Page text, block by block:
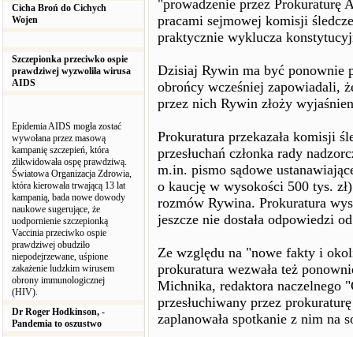
Cicha Broń do Cichych
Wojen
Szczepionka przeciwko ospie
prawdziwej wyzwoliła wirusa
AIDS
Epidemia AIDS mogła zostać
wywołana przez masową
kampanię szczepień, która
zlikwidowała ospę prawdziwą.
Światowa Organizacja Zdrowia,
która kierowała trwającą 13 lat
kampanią, bada nowe dowody
naukowe sugerujące, że
uodpornienie szczepionką
Vaccinia przeciwko ospie
prawdziwej obudziło
niepodejrzewane, uśpione
zakażenie ludzkim wirusem
obrony immunologicznej
(HIV).
Dr Roger Hodkinson, -
Pandemia to oszustwo
"prowadzenie przez Prokuraturę
pracami sejmowej komisji
praktycznie wyklucza
Dzisiaj Rywin ma być ponownie
obrońcy wcześniej zapowiadali,
przez nich Rywin złoży
Prokuratura przekazała komisji
przesłuchań członka rady
m.in. pismo sądowe
o kaucję w wysokości 500 tys.
rozmów Rywina. Prokuratura
jeszcze nie dostała odpowiedzi
Ze względu na "nowe fakty i
prokuratura wezwała też
Michnika, redaktora naczelnego
przesłuchiwany przez
zaplanowała spotkanie z nim na